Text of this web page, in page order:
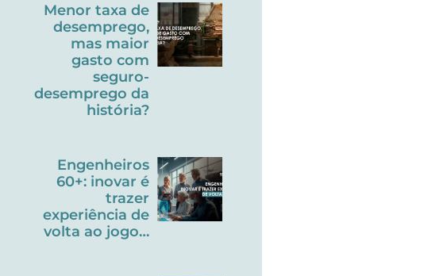
Menor taxa de
desemprego,
mas maior
gasto com
seguro-
desemprego da
história?
Engenheiros
60+: inovar é
trazer
experiência de
volta ao jogo…